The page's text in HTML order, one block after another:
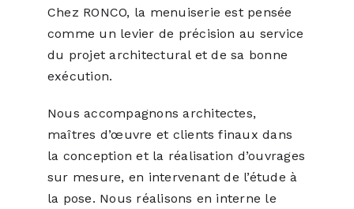
Chez RONCO, la menuiserie est pensée
comme un levier de précision au service
du projet architectural et de sa bonne
exécution.
Nous accompagnons architectes,
maîtres d’œuvre et clients finaux dans
la conception et la réalisation d’ouvrages
sur mesure, en intervenant de l’étude à
la pose. Nous réalisons en interne le